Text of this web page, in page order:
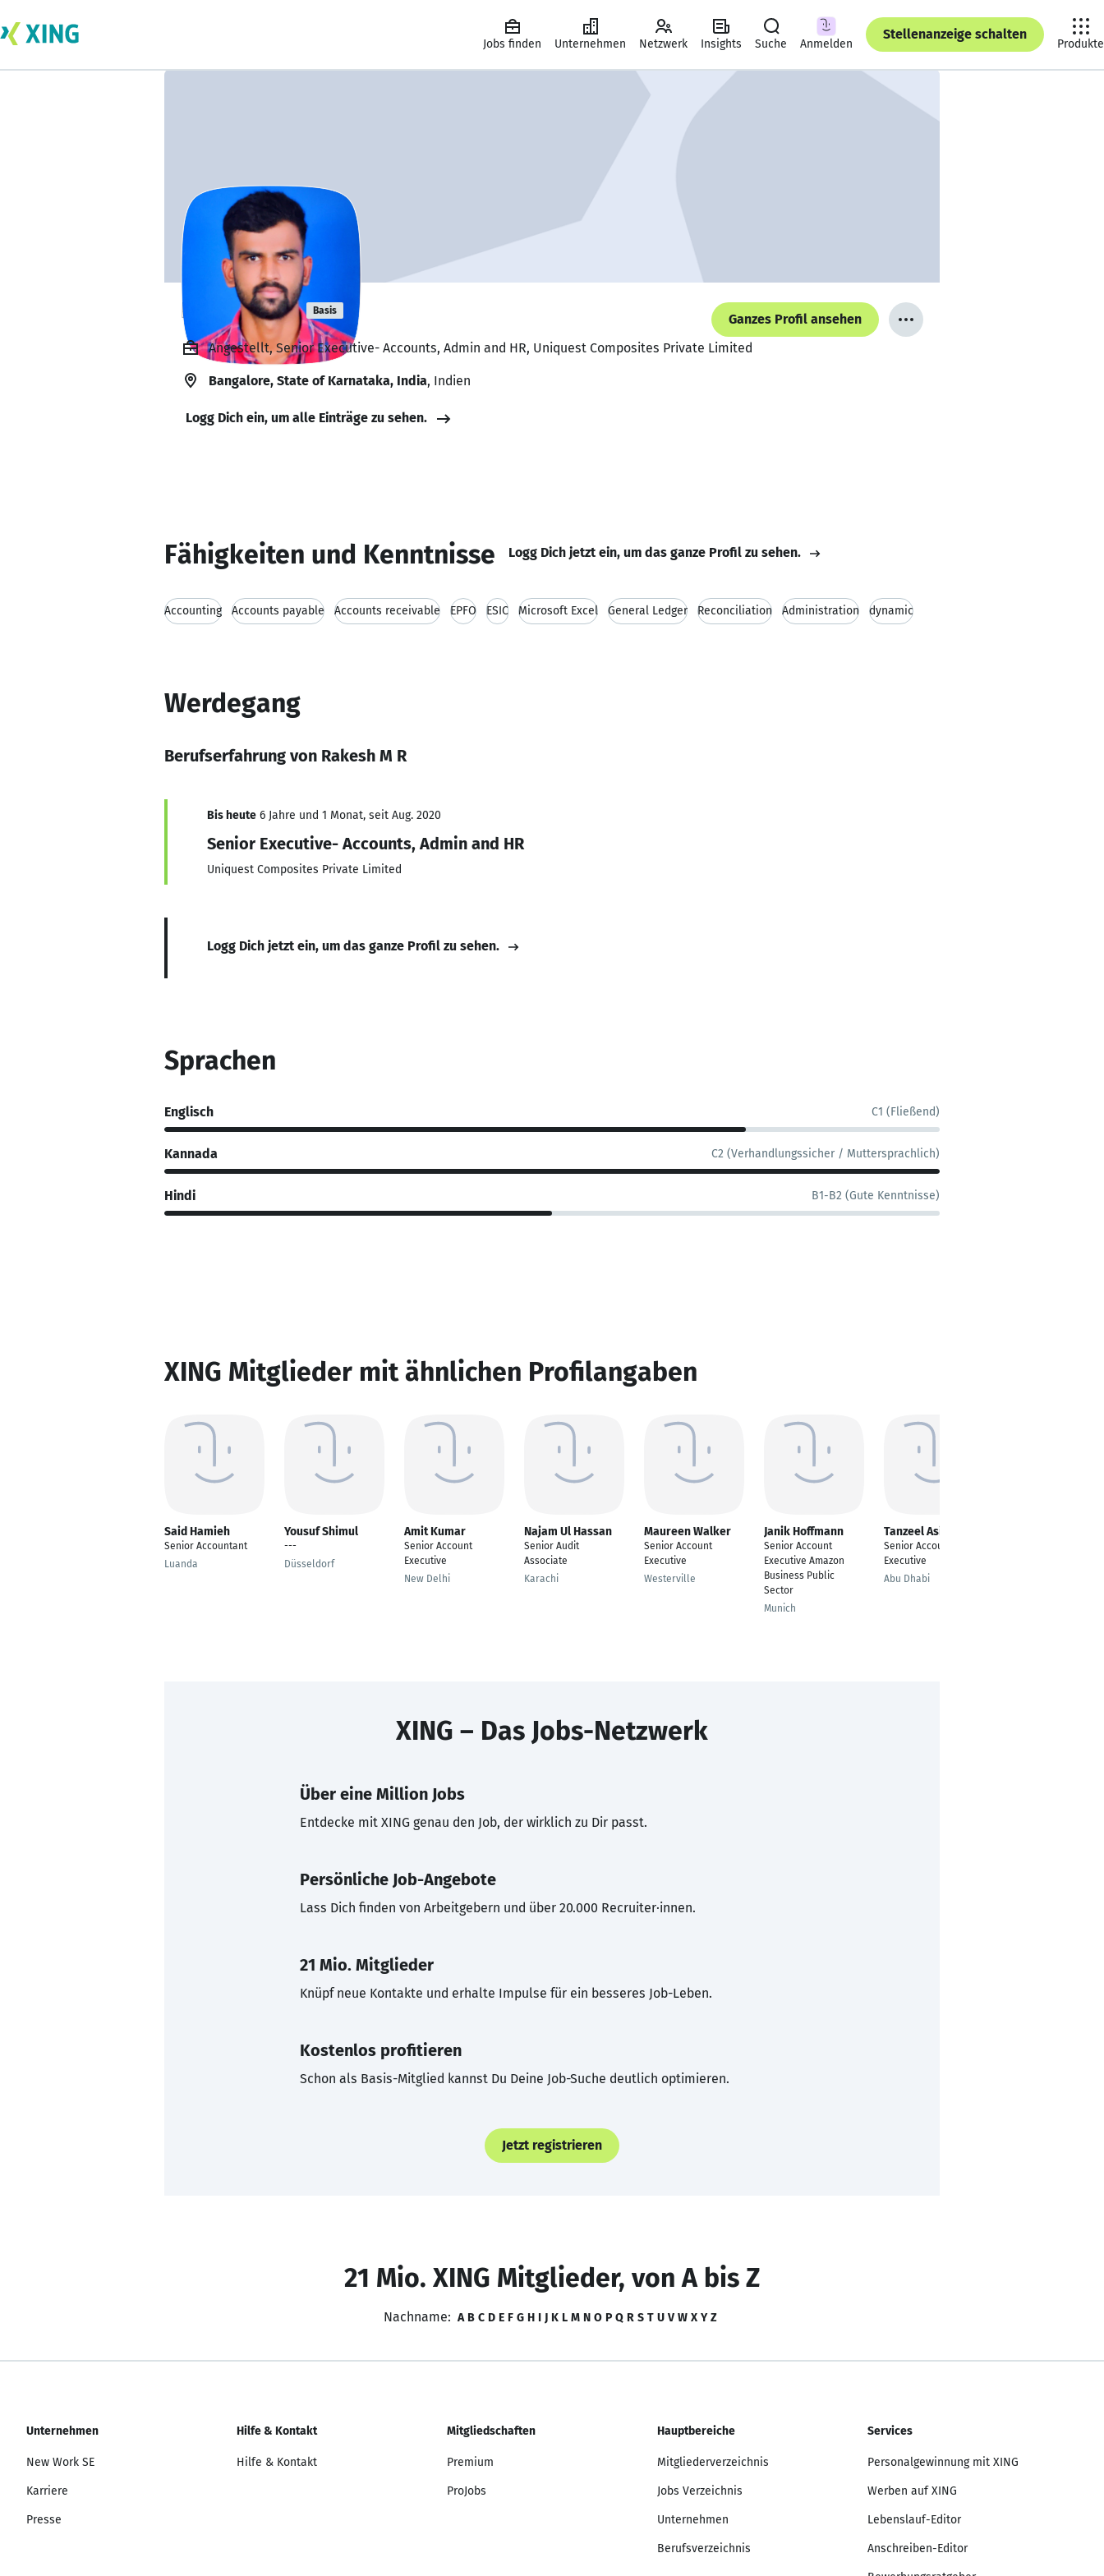
Jobs finden Unternehmen Netzwerk Insights Suche Anmelden
Stellenanzeige schalten
Produkte
Rakesh M R Basis
Ganzes Profil ansehen
Angestellt, Senior Executive- Accounts, Admin and HR, Uniquest Composites Private Limited
Bangalore, State of Karnataka, India, Indien
Logg Dich ein, um alle Einträge zu sehen.
Fähigkeiten und Kenntnisse Logg Dich jetzt ein, um das ganze Profil zu sehen.
Accounting Accounts payable Accounts receivable EPFO ESIC Microsoft Excel General Ledger Reconciliation Administration dynamic
Werdegang
Berufserfahrung von Rakesh M R
Bis heute 6 Jahre und 1 Monat, seit Aug. 2020
Senior Executive- Accounts, Admin and HR
Uniquest Composites Private Limited
Logg Dich jetzt ein, um das ganze Profil zu sehen.
Sprachen
Englisch C1 (Fließend)
Kannada C2 (Verhandlungssicher / Muttersprachlich)
Hindi B1-B2 (Gute Kenntnisse)
XING Mitglieder mit ähnlichen Profilangaben
Said Hamieh
Senior Accountant
Luanda
Yousuf Shimul
---
Düsseldorf
Amit Kumar
Senior Account
Executive
New Delhi
Najam Ul Hassan
Senior Audit
Associate
Karachi
Maureen Walker
Senior Account
Executive
Westerville
Janik Hoffmann
Senior Account
Executive Amazon
Business Public
Sector
Munich
Tanzeel Asif
Senior Account
Executive
Abu Dhabi
XING – Das Jobs-Netzwerk
Über eine Million Jobs
Entdecke mit XING genau den Job, der wirklich zu Dir passt.
Persönliche Job-Angebote
Lass Dich finden von Arbeitgebern und über 20.000 Recruiter·innen.
21 Mio. Mitglieder
Knüpf neue Kontakte und erhalte Impulse für ein besseres Job-Leben.
Kostenlos profitieren
Schon als Basis-Mitglied kannst Du Deine Job-Suche deutlich optimieren.
Jetzt registrieren
21 Mio. XING Mitglieder, von A bis Z
Nachname: A B C D E F G H I J K L M N O P Q R S T U V W X Y Z
Unternehmen
New Work SE
Karriere
Presse
Hilfe & Kontakt
Hilfe & Kontakt
Mitgliedschaften
Premium
ProJobs
Hauptbereiche
Mitgliederverzeichnis
Jobs Verzeichnis
Unternehmen
Berufsverzeichnis
Services
Personalgewinnung mit XING
Werben auf XING
Lebenslauf-Editor
Anschreiben-Editor